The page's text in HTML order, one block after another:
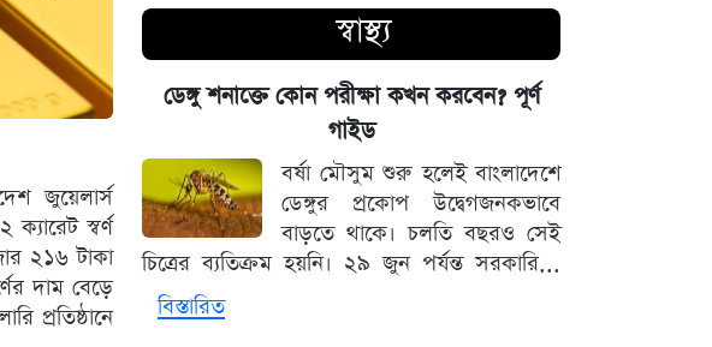
জুয়েলার্স
স্বর্ণ
২১৬ টাকা
দাম বেড়ে
প্রতিষ্ঠানে
স্বর্ণ কিনবেন আজ? দেখে নিন বাজুসের
সর্বশেষ দর
৫ আগস্ট সব শিক্ষাপ্রতিষ্ঠানে বিশেষ
কর্মসূচির নির্দেশ
স্বর্ণের সঙ্গে বাড়ল রুপা, প্লাটিনাম ও
প্যালাডিয়াম
স্বাস্থ্য
ডেঙ্গু শনাক্তে কোন পরীক্ষা কখন করবেন? পূর্ণ
গাইড
বর্ষা মৌসুম শুরু হলেই বাংলাদেশে
ডেঙ্গুর প্রকোপ উদ্বেগজনকভাবে
বাড়তে থাকে। চলতি বছরও সেই
চিত্রের ব্যতিক্রম হয়নি। ২৯ জুন পর্যন্ত সরকারি...
বিস্তারিত